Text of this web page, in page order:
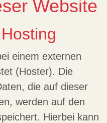
Website
einem externen
(Hoster). Die
die auf dieser
werden auf den
Hierbei kann